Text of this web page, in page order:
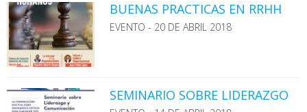
BUENAS PRACTICAS EN RRHH
EVENTO - 20 DE ABRIL 2018
SEMINARIO SOBRE LIDERAZGO